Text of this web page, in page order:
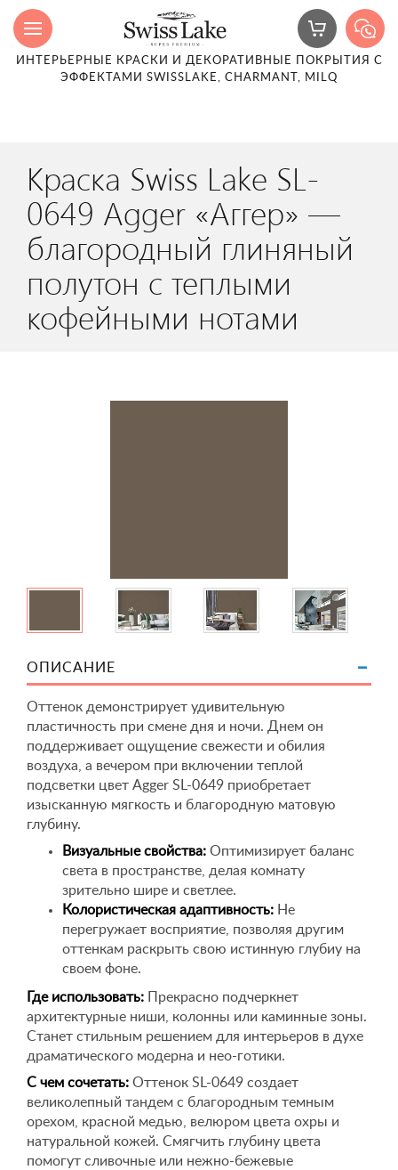
ИНТЕРЬЕРНЫЕ КРАСКИ И ДЕКОРАТИВНЫЕ ПОКРЫТИЯ С
ЭФФЕКТАМИ SWISSLAKE, CHARMANT, MILQ
Краска Swiss Lake SL-
0649 Agger «Аггер» —
благородный глиняный
полутон с теплыми
кофейными нотами
ОПИСАНИЕ
Оттенок демонстрирует удивительную
пластичность при смене дня и ночи. Днем он
поддерживает ощущение свежести и обилия
воздуха, а вечером при включении теплой
подсветки цвет Agger SL-0649 приобретает
изысканную мягкость и благородную матовую
глубину.
Визуальные свойства: Оптимизирует баланс
света в пространстве, делая комнату
зрительно шире и светлее.
Колористическая адаптивность: Не
перегружает восприятие, позволяя другим
оттенкам раскрыть свою истинную глубиу на
своем фоне.
Где использовать: Прекрасно подчеркнет
архитектурные ниши, колонны или каминные зоны.
Станет стильным решением для интерьеров в духе
драматического модерна и нео-готики.
С чем сочетать: Оттенок SL-0649 создает
великолепный тандем с благородным темным
орехом, красной медью, велюром цвета охры и
натуральной кожей. Смягчить глубину цвета
помогут сливочные или нежно-бежевые